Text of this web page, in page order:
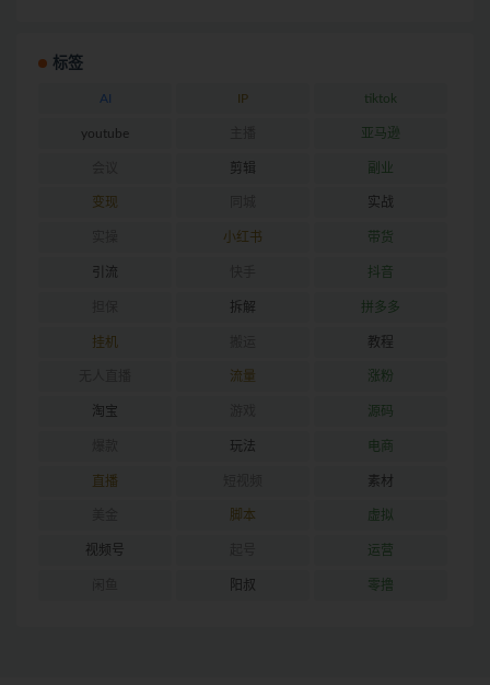
标签
AI IP tiktok
youtube 亚马逊
剪辑 副业
变现 实战
小红书 带货
引流 抖音
拆解 拼多多
挂机 教程
流量 涨粉
淘宝 源码
玩法 电商
直播 素材
脚本 虚拟
视频号 运营
阳叔 零撸